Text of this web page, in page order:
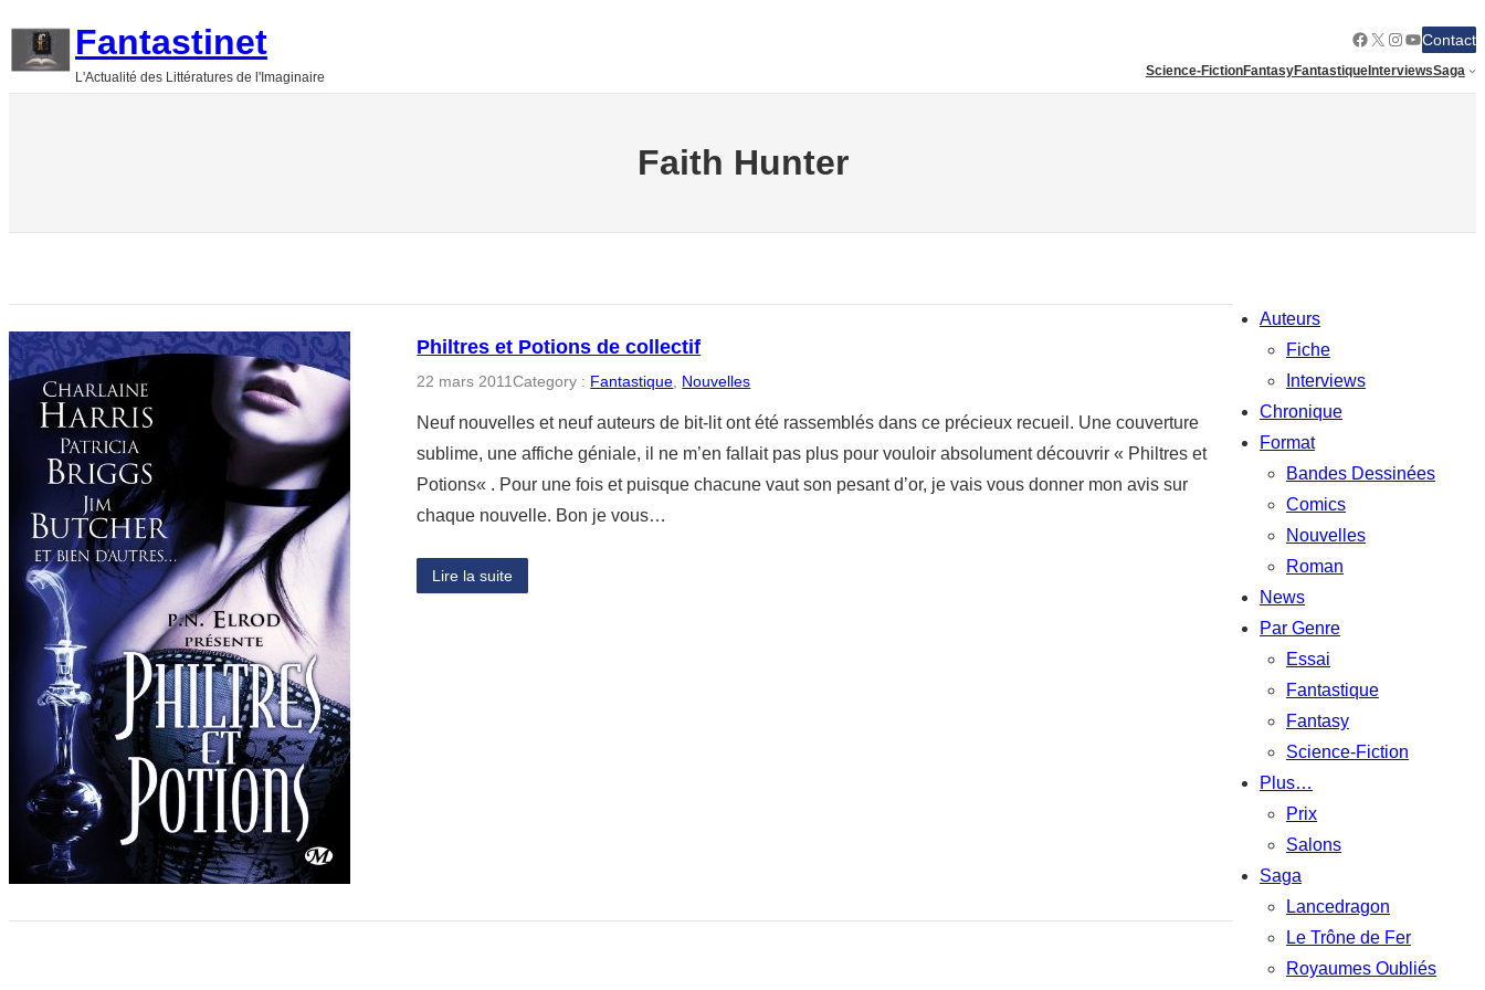
Fantastinet
L'Actualité des Littératures de l'Imaginaire
Facebook
X Instagram
YouTube
Contact
Science-FictionFantasyFantastiqueInterviewsSaga
Faith Hunter
Philtres et Potions de collectif
22 mars 2011Category : Fantastique Nouvelles
Neuf nouvelles et neuf auteurs de bit-lit ont été rassemblés dans ce précieux recueil. Une couverture
sublime, une affiche géniale, il ne m’en fallait pas plus pour vouloir absolument découvrir « Philtres et
Potions« . Pour une fois et puisque chacune vaut son pesant d’or, je vais vous donner mon avis sur
chaque nouvelle. Bon je vous…
Lire la suite
Auteurs
Fiche
Interviews
Chronique
Format
Bandes Dessinées
Comics
Nouvelles
Roman
News
Par Genre
Essai
Fantastique
Fantasy
Science-Fiction
Plus…
Prix
Salons
Saga
Lancedragon
Le Trône de Fer
Royaumes Oubliés